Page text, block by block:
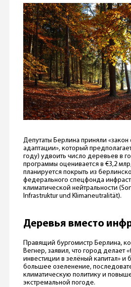
Депутаты Берлина приняли
адаптации», который
году) удвоить число деревьев в
программы оценивается в €3,2
планируется покрыть из
федерального спецфонда
климатической нейтральности
Infrastruktur und Klimaneutralität).
Деревья вместо
Правящий бургомистр Берлина,
Вегнер, заявил, что город делает
инвестиции в зелёный капитал» и
большее озеленение,
климатическую политику и
экстремальной погоде.